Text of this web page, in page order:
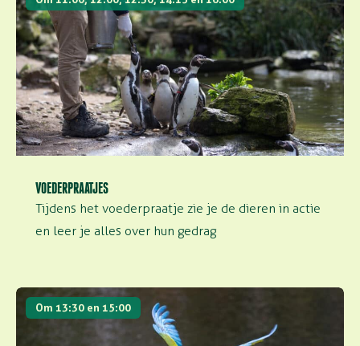
VOEDERPRAATJES
Tijdens het voederpraatje zie je de dieren in actie
en leer je alles over hun gedrag
Om 13:30 en 15:00
Vogeldemonstratie